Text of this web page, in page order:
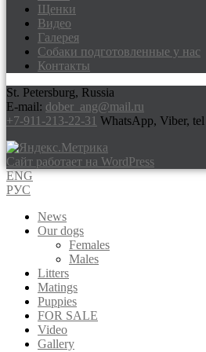
Щенки
Видео
Галерея
Собаки подготовленные у нас
Контакты
St. Petersburg, Russia
E-mail: dober_ang@mail.ru
+7-911-213-22-31 WhatsApp, Viber, tel
Сайт работает на WordPress
ENG
РУС
News
Our dogs
Females
Males
Litters
Matings
Puppies
FOR SALE
Video
Gallery